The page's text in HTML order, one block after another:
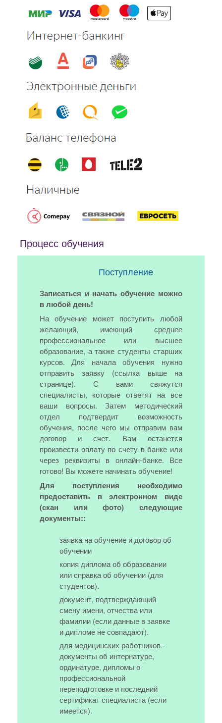
Процесс обучения
Поступление
Записаться и начать обучение можно
в любой день!
На обучение может поступить любой
желающий, имеющий среднее
профессиональное или высшее
образование, а также студенты старших
курсов. Для начала обучения нужно
отправить заявку (ссылка выше на
странице). С вами свяжутся
специалисты, которые ответят на все
ваши вопросы. Затем методический
отдел подтвердит возможность
обучения, после чего мы отправим вам
договор и счет. Вам останется
произвести оплату по счету в банке или
через реквизиты в онлайн-банке. Все
готово! Вы можете начинать обучение!
Для поступления необходимо
предоставить в электронном виде
(скан или фото) следующие
документы::
заявка на обучение и договор об
обучении
копия диплома об образовании
или справка об обучении (для
студентов).
документ, подтверждающий
смену имени, отчества или
фамилии (если данные в заявке
и дипломе не совпадают).
для медицинских работников -
документы об интернатуре,
ординатуре, дипломы о
профессиональной
переподготовке и последний
сертификат специалиста (если
имеется).